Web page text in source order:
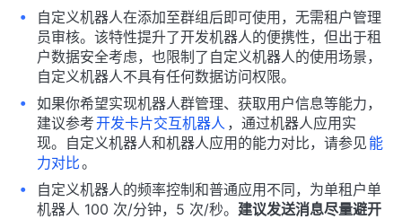
自定义机器人在添加至群组后即可使用，无需租户管理
员审核。该特性提升了开发机器人的便携性，但出于租
户数据安全考虑，也限制了自定义机器人的使用场景，
自定义机器人不具有任何数据访问权限。
如果你希望实现机器人群管理、获取用户信息等能力，
建议参考开发卡片交互机器人 ，通过机器人应用实
现。自定义机器人和机器人应用的能力对比，请参见 能
力对比。
自定义机器人的频率控制和普通应用不同，为单租户单
机器人 100 次/分钟，5 次/秒。 建议发送消息尽量避开